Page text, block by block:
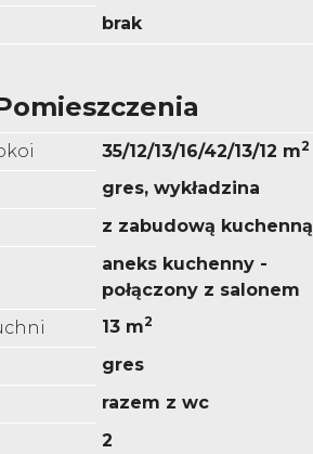
brak
35/12/13/16/42/13/12 m2
gres, wykładzina
z zabudową kuchenną
aneks kuchenny -
połączony z salonem
13 m2
gres
razem z wc
2